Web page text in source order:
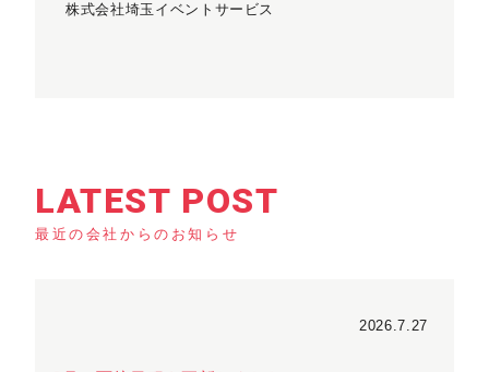
株式会社埼玉イベントサービス
LATEST POST
最近の会社からのお知らせ
2026.7.27